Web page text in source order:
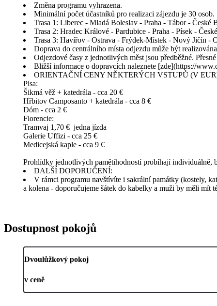
Změna programu vyhrazena.
Minimální počet účastníků pro realizaci zájezdu je 30 osob.
Trasa 1: Liberec - Mladá Boleslav - Praha - Tábor - České
Trasa 2: Hradec Králové - Pardubice - Praha - Písek -
Trasa 3: Havířov - Ostrava - Frýdek-Místek - Nový Jičín -
Doprava do centrálního místa odjezdu může být
Odjezdové časy z jednotlivých měst jsou předběžné.
Bližší informace o dopravcích naleznete [zde](https://
ORIENTAČNÍ CENY NĚKTERÝCH VSTUPŮ (V
Pisa:
Šikmá věž + katedrála - cca 20 €
Hřbitov Camposanto + katedrála - cca 8 €
Dóm - cca 2 €
Florencie:
Tramvaj 1,70 € jedna jízda
Galerie Uffizi - cca 25 €
Medicejská kaple - cca 9 €
Prohlídky jednotlivých pamětihodností probíhají individuálně,
DALŠÍ DOPORUČENÍ:
V rámci programu navštívíte i sakrální památky (kostely,
a kolena - doporučujeme šátek do kabelky a muži by měli mít
Dostupnost pokojů
Dvoulůžkový pokoj
v ceně